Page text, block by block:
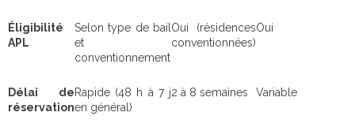
Éligibilité
APL
Selon type de bail
et
conventionnement
Oui (résidences
conventionnées)
Oui
Délai de
réservation
Rapide (48 h à 7 j
en général)
2 à 8 semaines Variable